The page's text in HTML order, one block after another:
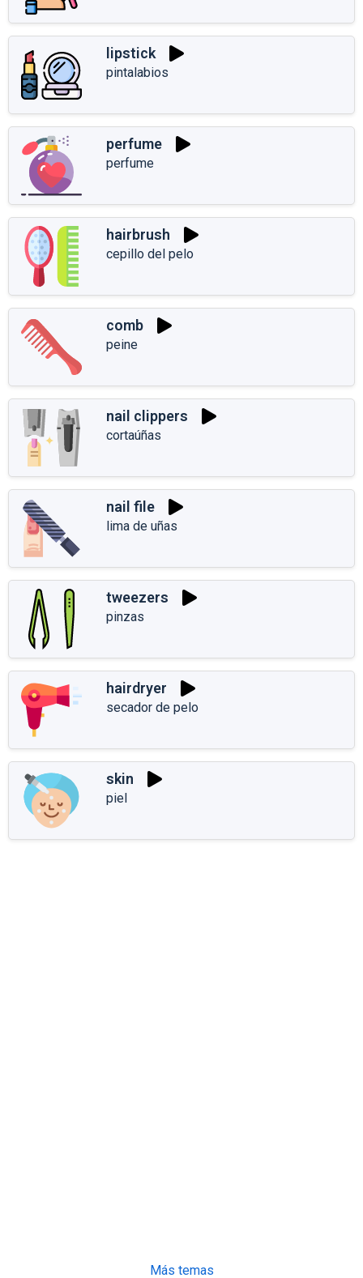
lipstick
pintalabios
perfume
perfume
hairbrush
cepillo del pelo
comb
peine
nail clippers
cortaúñas
nail file
lima de uñas
tweezers
pinzas
hairdryer
secador de pelo
skin
piel
Más temas